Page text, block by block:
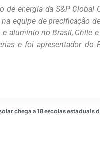
de energia da S&P Global
equipe de precificação
alumínio no Brasil, Chile
e foi apresentador do
chega a 18 escolas estaduais